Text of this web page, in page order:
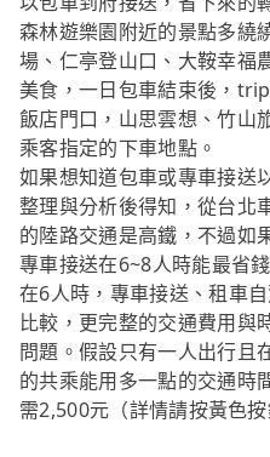
森林遊樂園附近的景點多繞
場、仁亭登山口、大鞍幸福
美食，一日包車結束後，
飯店門口，山思雲想、竹山
乘客指定的下車地點。
如果想知道包車或專車接送
整理與分析後得知，從台北
的陸路交通是高鐵，不過如
專車接送在6~8人時能最省
在6人時，專車接送、租車
比較，更完整的交通費用與
問題。假設只有一人出行
的共乘能用多一點的交通時
需2,500元（詳情請按黃色按